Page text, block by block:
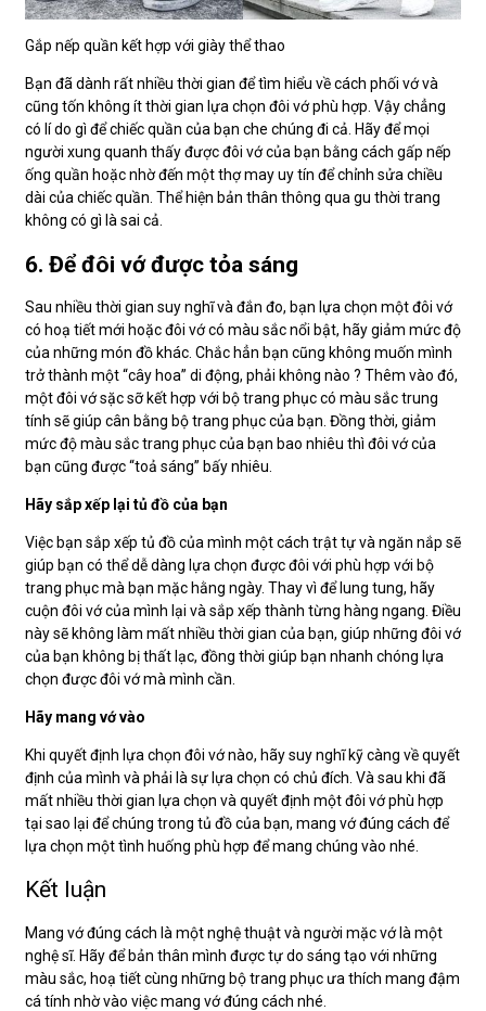
Gắp nếp quần kết hợp với giày thể thao
Bạn đã dành rất nhiều thời gian để tìm hiểu về cách phối vớ và
cũng tốn không ít thời gian lựa chọn đôi vớ phù hợp. Vậy chẳng
có lí do gì để chiếc quần của bạn che chúng đi cả. Hãy để mọi
người xung quanh thấy được đôi vớ của bạn bằng cách gấp nếp
ống quần hoặc nhờ đến một thợ may uy tín để chỉnh sửa chiều
dài của chiếc quần. Thể hiện bản thân thông qua gu thời trang
không có gì là sai cả.
6. Để đôi vớ được tỏa sáng
Sau nhiều thời gian suy nghĩ và đắn đo, bạn lựa chọn một đôi vớ
có hoạ tiết mới hoặc đôi vớ có màu sắc nổi bật, hãy giảm mức độ
của những món đồ khác. Chắc hẳn bạn cũng không muốn mình
trở thành một “cây hoa” di động, phải không nào ? Thêm vào đó,
một đôi vớ sặc sỡ kết hợp với bộ trang phục có màu sắc trung
tính sẽ giúp cân bằng bộ trang phục của bạn. Đồng thời, giảm
mức độ màu sắc trang phục của bạn bao nhiêu thì đôi vớ của
bạn cũng được “toả sáng” bấy nhiêu.
Hãy sắp xếp lại tủ đồ của bạn
Việc bạn sắp xếp tủ đồ của mình một cách trật tự và ngăn nắp sẽ
giúp bạn có thể dễ dàng lựa chọn được đôi với phù hợp với bộ
trang phục mà bạn mặc hằng ngày. Thay vì để lung tung, hãy
cuộn đôi vớ của mình lại và sắp xếp thành từng hàng ngang. Điều
này sẽ không làm mất nhiều thời gian của bạn, giúp những đôi vớ
của bạn không bị thất lạc, đồng thời giúp bạn nhanh chóng lựa
chọn được đôi vớ mà mình cần.
Hãy mang vớ vào
Khi quyết định lựa chọn đôi vớ nào, hãy suy nghĩ kỹ càng về quyết
định của mình và phải là sự lựa chọn có chủ đích. Và sau khi đã
mất nhiều thời gian lựa chọn và quyết định một đôi vớ phù hợp
tại sao lại để chúng trong tủ đồ của bạn, mang vớ đúng cách để
lựa chọn một tình huống phù hợp để mang chúng vào nhé.
Kết luận
Mang vớ đúng cách là một nghệ thuật và người mặc vớ là một
nghệ sĩ. Hãy để bản thân mình được tự do sáng tạo với những
màu sắc, hoạ tiết cùng những bộ trang phục ưa thích mang đậm
cá tính nhờ vào việc mang vớ đúng cách nhé.